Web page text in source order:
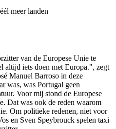
meer landen
van de Europese Unie te
altijd iets doen met Europa.", zegt
Manuel Barroso in deze
was, was Portugal geen
Voor mij stond de Europese
Dat was ook de reden waarom
Om politieke redenen, niet voor
en Sven Speybrouck spelen taxi